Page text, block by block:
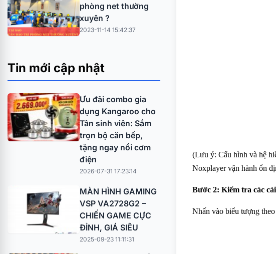
phòng net thường
xuyên ?
2023-11-14 15:42:37
Tin mới cập nhật
Ưu đãi combo gia
dụng Kangaroo cho
Tân sinh viên: Sắm
trọn bộ căn bếp,
tặng ngay nồi cơm
điện
2026-07-31 17:23:14
MÀN HÌNH GAMING
VSP VA2728G2 –
CHIẾN GAME CỰC
ĐỈNH, GIÁ SIÊU
2025-09-23 11:11:31
(Lưu ý: Cấu hình và hệ
Noxplayer vận hành ổn
Bước 2: Kiểm tra các
Nhấn vào biểu tượng